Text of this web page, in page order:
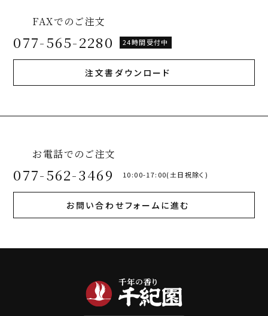
FAXでのご注文
077-565-2280 24時間受付中
注文書ダウンロード
お電話でのご注文
077-562-3469 10:00-17:00(土日祝除く)
お問い合わせフォームに進む